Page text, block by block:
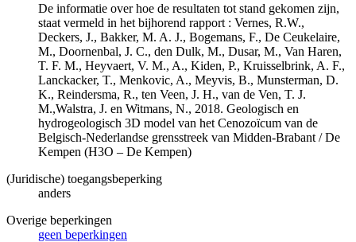
De informatie over hoe de resultaten tot stand gekomen zijn,
staat vermeld in het bijhorend rapport : Vernes, R.W.,
Deckers, J., Bakker, M. A. J., Bogemans, F., De Ceukelaire,
M., Doornenbal, J. C., den Dulk, M., Dusar, M., Van Haren,
T. F. M., Heyvaert, V. M., A., Kiden, P., Kruisselbrink, A. F.,
Lanckacker, T., Menkovic, A., Meyvis, B., Munsterman, D.
K., Reindersma, R., ten Veen, J. H., van de Ven, T. J.
M.,Walstra, J. en Witmans, N., 2018. Geologisch en
hydrogeologisch 3D model van het Cenozoïcum van de
Belgisch-Nederlandse grensstreek van Midden-Brabant / De
Kempen (H3O – De Kempen)
(Juridische) toegangsbeperking
anders
Overige beperkingen
geen beperkingen